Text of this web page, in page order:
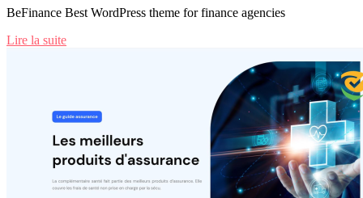
BeFinance Best WordPress theme for finance agencies
Lire la suite